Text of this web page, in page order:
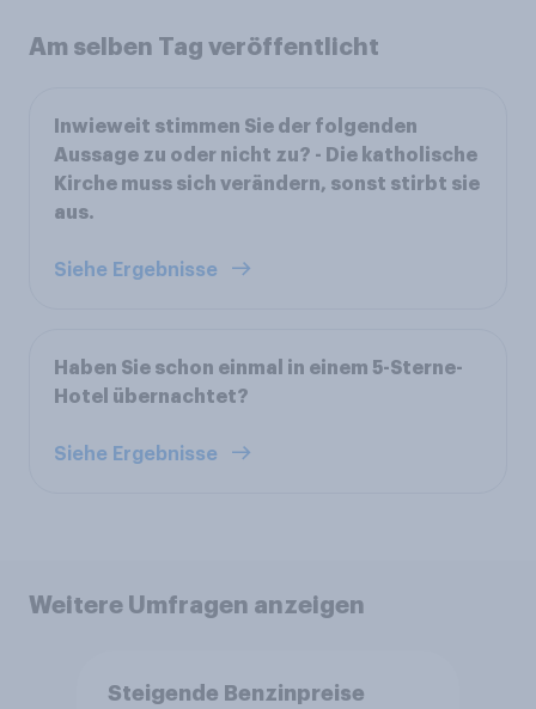
Am selben Tag veröffentlicht
Inwieweit stimmen Sie der folgenden
Aussage zu oder nicht zu? - Die katholische
Kirche muss sich verändern, sonst stirbt sie
aus.
Siehe Ergebnisse
Haben Sie schon einmal in einem 5-Sterne-
Hotel übernachtet?
Siehe Ergebnisse
Weitere Umfragen anzeigen
Steigende Benzinpreise